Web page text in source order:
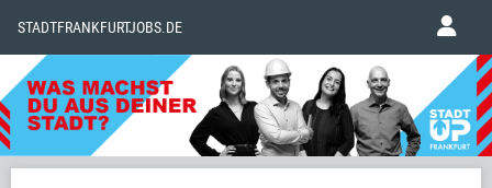
STADTFRANKFURTJOBS.DE